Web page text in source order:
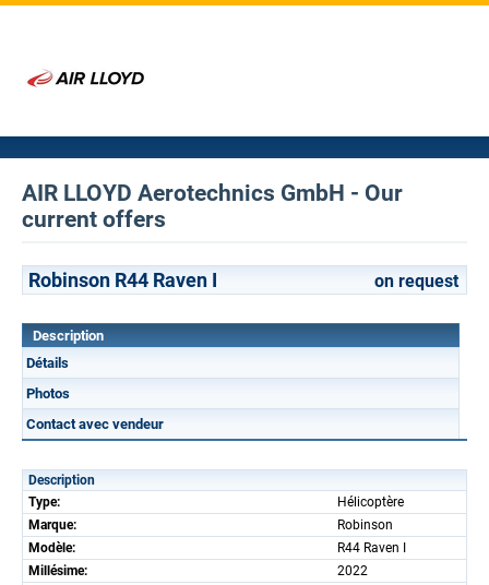
AIR LLOYD Aerotechnics GmbH - Our
current offers
Robinson R44 Raven I on request
Description
Détails
Photos
Contact avec vendeur
Description
Type:
Hélicoptère
Marque:
Robinson
Modèle:
R44 Raven I
Millésime:
2022